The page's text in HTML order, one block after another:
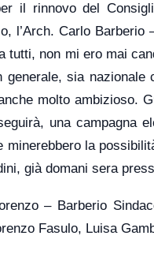
il rinnovo del
l’Arch. Carlo
tutti, non mi ero mai
sia nazionale
molto ambizioso.
una campagna
la
già domani sera
– Barberio
Fasulo, Luisa